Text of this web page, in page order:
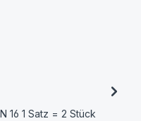
16 1 Satz = 2 Stück